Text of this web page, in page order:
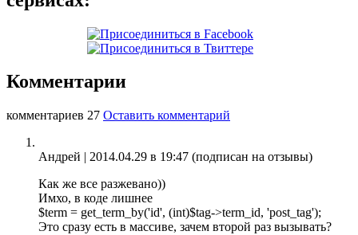
Комментарии
комментариев 27 Оставить комментарий
Андрей | 2014.04.29 в 19:47 (подписан на отзывы)
Как же все разжевано))
Имхо, в коде лишнее
$term = get_term_by('id', (int)$tag->term_id, 'post_tag');
Это сразу есть в массиве, зачем второй раз вызывать?